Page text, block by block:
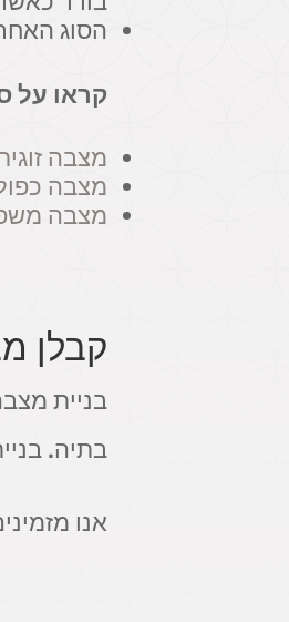
הסוג
קראו על
מצבה
מצבה
מצבה
קבלן
בניית
בתיה.
אנו